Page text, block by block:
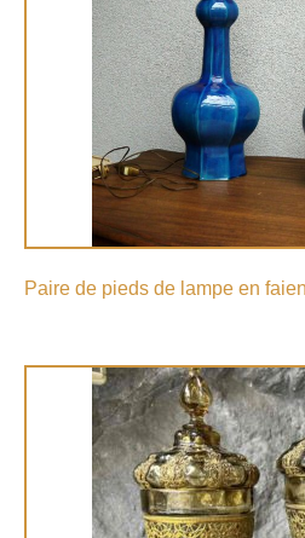
Paire de pieds de lampe en